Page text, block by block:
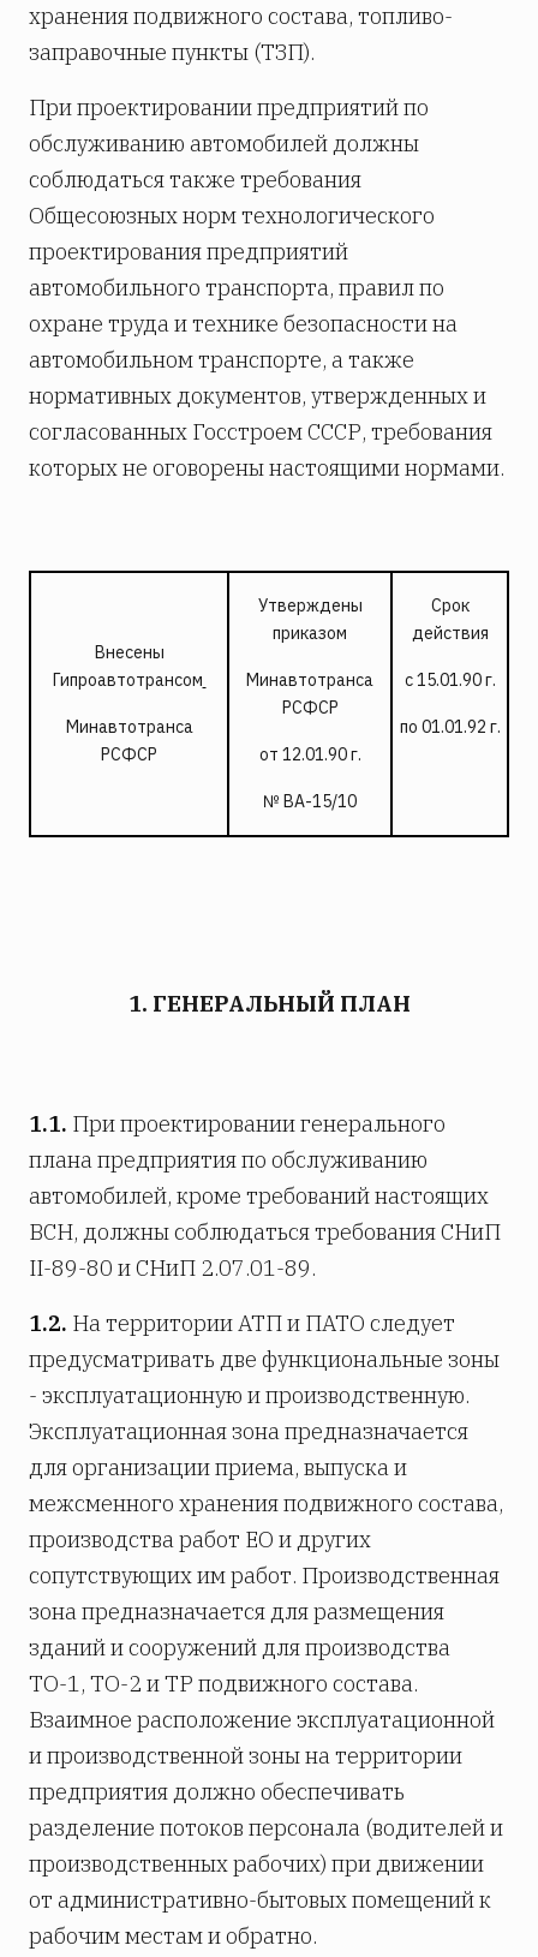
хранения подвижного состава, топливо-
заправочные пункты (ТЗП).
При проектировании предприятий по
обслуживанию автомобилей должны
соблюдаться также требования
Общесоюзных норм технологического
проектирования предприятий
автомобильного транспорта, правил по
охране труда и технике безопасности на
автомобильном транспорте, а также
нормативных документов, утвержденных и
согласованных Госстроем СССР, требования
которых не оговорены настоящими нормами.
Внесены
Гипроавтотрансом
Минавтотранса
РСФСР
Утверждены
приказом
Минавтотранса
РСФСР
от 12.01.90 г.
№ ВА-15/10
Срок
действия
с 15.01.90 г.
по 01.01.92 г.
1. ГЕНЕРАЛЬНЫЙ ПЛАН
1.1. При проектировании генерального
плана предприятия по обслуживанию
автомобилей, кроме требований настоящих
ВСН, должны соблюдаться требования СНиП
II-89-80 и СНиП 2.07.01-89.
1.2. На территории АТП и ПАТО следует
предусматривать две функциональные зоны
- эксплуатационную и производственную.
Эксплуатационная зона предназначается
для организации приема, выпуска и
межсменного хранения подвижного состава,
производства работ ЕО и других
сопутствующих им работ. Производственная
зона предназначается для размещения
зданий и сооружений для производства
ТО-1, ТО-2 и ТР подвижного состава.
Взаимное расположение эксплуатационной
и производственной зоны на территории
предприятия должно обеспечивать
разделение потоков персонала (водителей и
производственных рабочих) при движении
от административно-бытовых помещений к
рабочим местам и обратно.